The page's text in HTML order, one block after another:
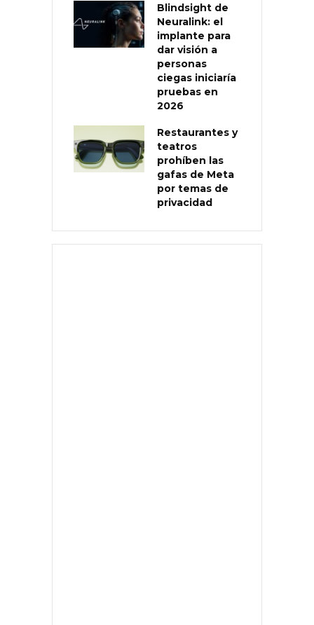
Blindsight de
Neuralink: el
implante para
dar visión a
personas
ciegas iniciaría
pruebas en
2026
Restaurantes y
teatros
prohíben las
gafas de Meta
por temas de
privacidad